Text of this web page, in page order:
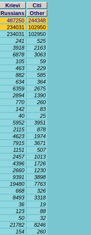
Krievi
Citi
Russians
Other
487250
244348
234031
102950
234031
102950
241
525
3918
2163
6878
3063
105
59
463
229
882
585
634
364
6359
2675
2894
1390
770
260
142
83
40
25
5952
3951
2115
878
4623
1974
7915
3671
1151
507
2457
1013
4396
1726
2660
1230
9391
3898
19480
7763
668
326
8493
3318
36
19
123
88
50
32
21782
8246
154
260